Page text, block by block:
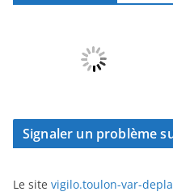
Signaler un problème
Le site vigilo.toulon-var-